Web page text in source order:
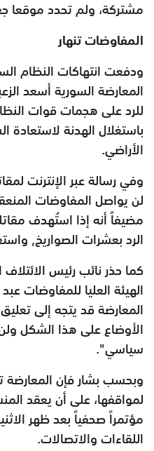
مشتركة، ولم تحدد موقعا
المفاوضات تنهار
ودفعت انتهاكات النظام
المعارضة السورية أسعد
للرد على هجمات قوات
باستغلال الهدنة
الأراضي.
وفي رسالة عبر الإنترنت
لن يواصل المفاوضات
مضيفاً أنه إذا استُهدف
الرد بعشرات الصواريخ,
كما حذر نائب رئيس
الهيئة العليا للمفاوضات
المعارضة قد يتجه إلى
الأوضاع على هذا الشكل
سياسي".
وبحسب بشار فإن المعارضة
لمواقفها، على أن يعقد
مؤتمراً صحفياً بعد ظهر
اللقاءات والاتصالات.